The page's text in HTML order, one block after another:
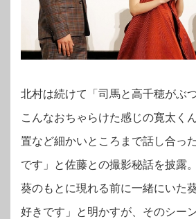
北村は続けて「司馬と高千穂がぶ
こんなおちゃらけた感じの寛太く
置など細かいところまで話し合っ
です」と佐藤との撮影秘話を披露
葵のもとに現れる前に一緒にいた
好きです」と明かすが、そのシー